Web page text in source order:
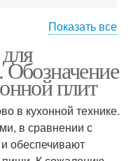
плиты
Значки на посуде
Показать все
плит
в кухонной технике.
в сравнении с
обеспечивают